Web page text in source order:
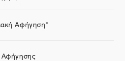
Αφήγηση"
Αφήγησης